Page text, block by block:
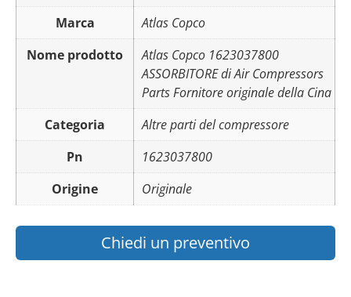
Marca
Atlas Copco
Nome prodotto
Atlas Copco 1623037800
ASSORBITORE di Air Compressors
Parts Fornitore originale della Cina
Categoria
Altre parti del compressore
Pn
1623037800
Origine
Originale
Chiedi un preventivo